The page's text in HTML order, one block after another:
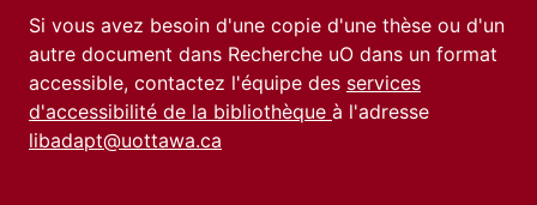
Si vous avez besoin d'une copie d'une thèse ou d'un
autre document dans Recherche uO dans un format
accessible, contactez l'équipe des services
d'accessibilité de la bibliothèque à l'adresse
libadapt@uottawa.ca